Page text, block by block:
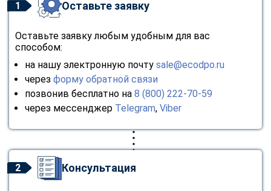
1 Оставьте заявку
Оставьте заявку любым удобным для вас
способом:
на нашу электронную почту sale@ecodpo.ru
через форму обратной связи
позвонив бесплатно на 8 (800) 222-70-59
через мессенджер Telegram, Viber
2 Консультация